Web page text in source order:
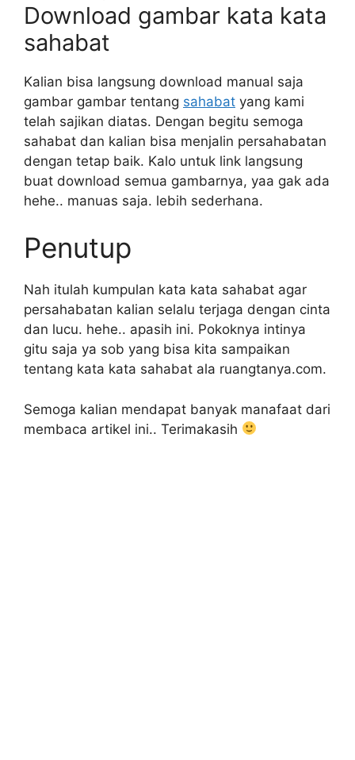
Download gambar kata kata
sahabat
Kalian bisa langsung download manual saja
gambar gambar tentang sahabat yang kami
telah sajikan diatas. Dengan begitu semoga
sahabat dan kalian bisa menjalin persahabatan
dengan tetap baik. Kalo untuk link langsung
buat download semua gambarnya, yaa gak ada
hehe.. manuas saja. lebih sederhana.
Penutup
Nah itulah kumpulan kata kata sahabat agar
persahabatan kalian selalu terjaga dengan cinta
dan lucu. hehe.. apasih ini. Pokoknya intinya
gitu saja ya sob yang bisa kita sampaikan
tentang kata kata sahabat ala ruangtanya.com.
Semoga kalian mendapat banyak manafaat dari
membaca artikel ini.. Terimakasih